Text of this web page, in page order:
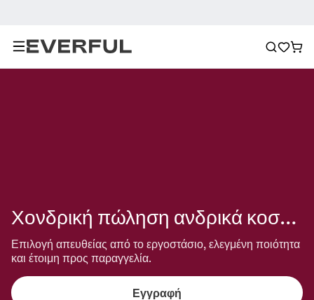
Χονδρική πώληση ανδρικά κοσμήματα για το halloween
Επιλογή απευθείας από το εργοστάσιο, ελεγμένη ποιότητα
και έτοιμη προς παραγγελία.
Εγγραφή